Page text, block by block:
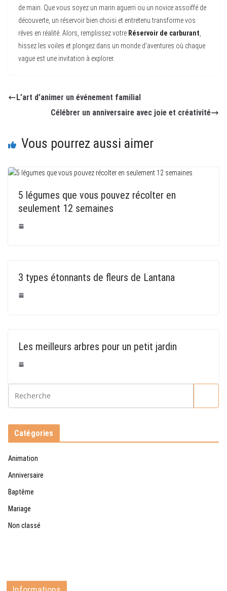
de main. Que vous soyez un marin aguerri ou un novice assoiffé de
découverte, un réservoir bien choisi et entretenu transforme vos
rêves en réalité. Alors, remplissez votre Réservoir de carburant
hissez les voiles et plongez dans un monde d’aventures où chaque
vague est une invitation à explorer.
L’art d’animer un événement familial
Célébrer un anniversaire avec joie et créativité
Vous pourrez aussi aimer
5 légumes que vous pouvez récolter en
seulement 12 semaines
3 types étonnants de fleurs de Lantana
Les meilleurs arbres pour un petit jardin
Catégories
Animation
Anniversaire
Baptême
Mariage
Non classé